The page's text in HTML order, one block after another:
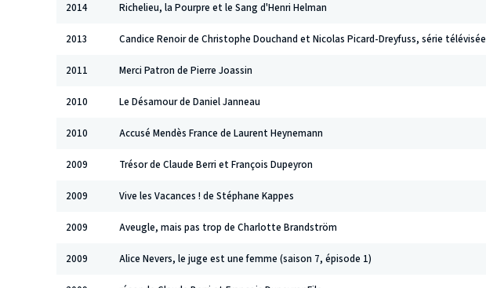
2014 Richelieu, la Pourpre et le Sang d'Henri Helman
2013 Candice Renoir de Christophe Douchand et Nicolas Picard-Dreyfuss, série télévisée
2011 Merci Patron de Pierre Joassin
2010 Le Désamour de Daniel Janneau
2010 Accusé Mendès France de Laurent Heynemann
2009 Trésor de Claude Berri et François Dupeyron
2009 Vive les Vacances ! de Stéphane Kappes
2009 Aveugle, mais pas trop de Charlotte Brandström
2009 Alice Nevers, le juge est une femme (saison 7, épisode 1)